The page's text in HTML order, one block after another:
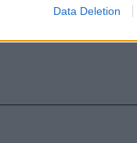
Data Deletion